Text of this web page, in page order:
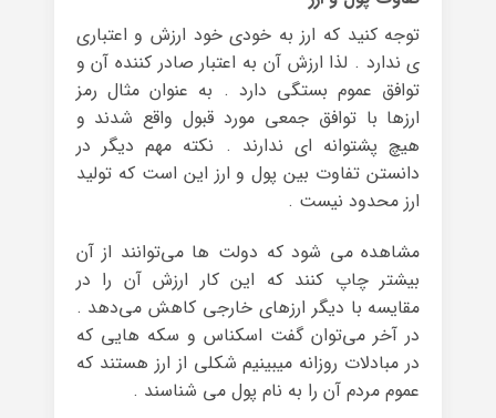
توجه کنید که ارز به خودی خود ارزش و اعتباری
ی ندارد . لذا ارزش آن به اعتبار صادر کننده آن و
توافق عموم بستگی دارد . به عنوان مثال رمز
ارزها با توافق جمعی مورد قبول واقع شدند و
هیچ پشتوانه ای ندارند . نکته مهم دیگر در
دانستن تفاوت بین پول و ارز این است که تولید
ارز محدود نیست .
مشاهده می شود که دولت ها می‌توانند از آن
بیشتر چاپ کنند که این کار ارزش آن را در
مقایسه با دیگر ارزهای خارجی کاهش می‌دهد .
در آخر می‌توان گفت اسکناس و سکه هایی که
در مبادلات روزانه میبینیم شکلی از ارز هستند که
عموم مردم آن را به نام پول می شناسند .